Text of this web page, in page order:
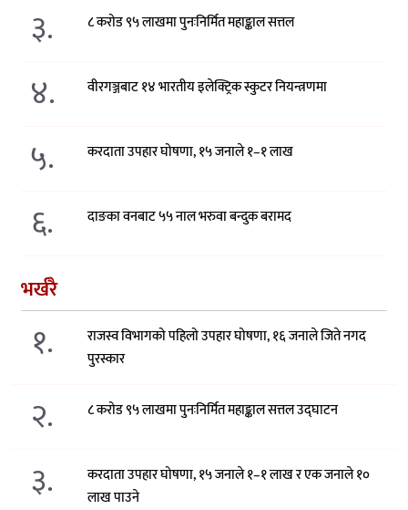
३. ८ करोड ९५ लाखमा पुनःनिर्मित महाङ्काल सत्तल
४. वीरगञ्जबाट १४ भारतीय इलेक्ट्रिक स्कुटर नियन्त्रणमा
५. करदाता उपहार घोषणा, १५ जनाले १–१ लाख
६. दाङका वनबाट ५५ नाल भरुवा बन्दुक बरामद
भर्खरै
१.
राजस्व विभागको पहिलो उपहार घोषणा, १६ जनाले जिते नगद
पुरस्कार
२. ८ करोड ९५ लाखमा पुनःनिर्मित महाङ्काल सत्तल उद्घाटन
३.
करदाता उपहार घोषणा, १५ जनाले १–१ लाख र एक जनाले १०
लाख पाउने